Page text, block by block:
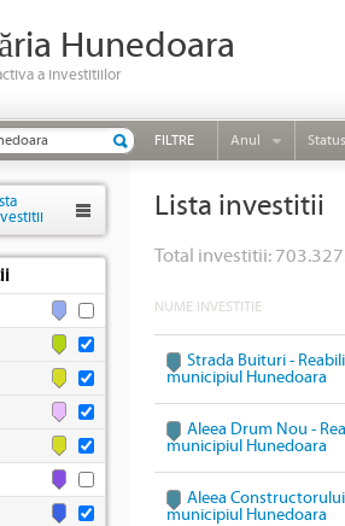
Hunedoara
a investitiilor
FILTRE Anul Status
Lista investitii
Total investitii:
NUME INVESTITIE
Strada Buituri -
municipiul Hunedoara
Aleea Drum Nou -
municipiul Hunedoara
Aleea
municipiul Hunedoara